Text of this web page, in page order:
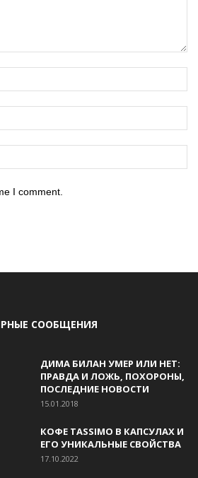
I comment.
СООБЩЕНИЯ
ДИМА БИЛАН УМЕР ИЛИ НЕТ:
ПРАВДА И ЛОЖЬ, ПОХОРОНЫ,
ПОСЛЕДНИЕ НОВОСТИ
15.01.2018
КОФЕ TASSIMO В КАПСУЛАХ И
ЕГО УНИКАЛЬНЫЕ СВОЙСТВА
17.10.2022